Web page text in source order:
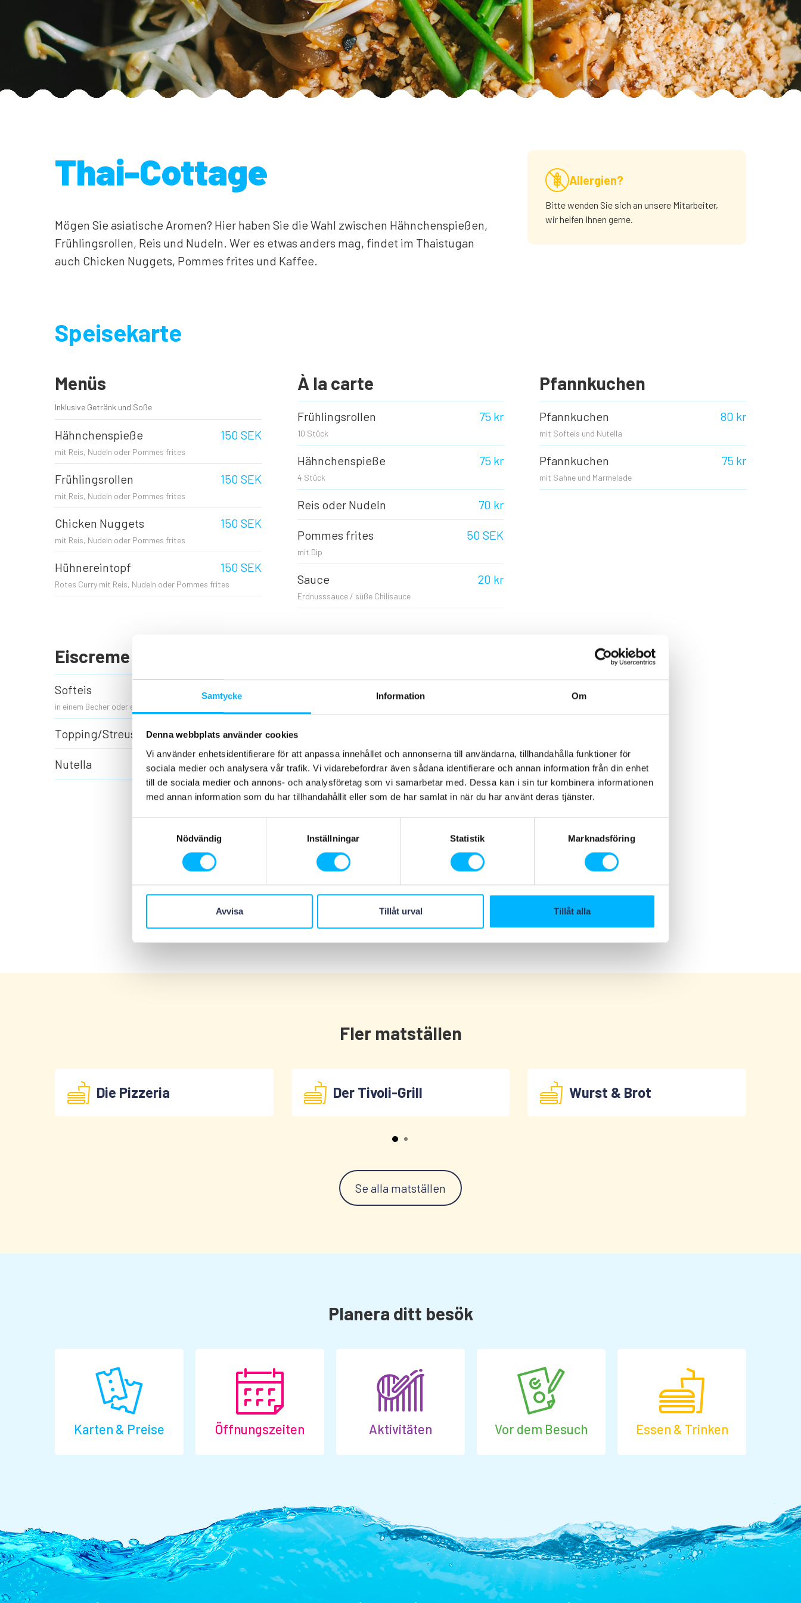
Samtycke Information Om
Denna webbplats använder cookies
Vi använder enhetsidentifierare för att anpassa innehållet och annonserna till användarna, tillhandahålla funktioner för
sociala medier och analysera vår trafik. Vi vidarebefordrar även sådana identifierare och annan information från din enhet
till de sociala medier och annons- och analysföretag som vi samarbetar med. Dessa kan i sin tur kombinera informationen
med annan information som du har tillhandahållit eller som de har samlat in när du har använt deras tjänster.
Nödvändig
Inställningar Statistik Marknadsföring
Avvisa Tillåt urval Tillåt alla
Thai-Cottage
Mögen Sie asiatische Aromen? Hier haben Sie die Wahl zwischen Hähnchenspießen,
Frühlingsrollen, Reis und Nudeln. Wer es etwas anders mag, findet im Thaistugan
auch Chicken Nuggets, Pommes frites und Kaffee.
Allergien?
Bitte wenden Sie sich an unsere Mitarbeiter,
wir helfen Ihnen gerne.
Speisekarte
Menüs
Inklusive Getränk und Soße
Hähnchenspieße 150 SEK
mit Reis, Nudeln oder Pommes frites
Frühlingsrollen 150 SEK
mit Reis, Nudeln oder Pommes frites
Chicken Nuggets 150 SEK
mit Reis, Nudeln oder Pommes frites
Hühnereintopf 150 SEK
Rotes Curry mit Reis, Nudeln oder Pommes frites
À la carte
Frühlingsrollen 75 kr
10 Stück
Hähnchenspieße 75 kr
4 Stück
Reis oder Nudeln 70 kr
Pommes frites 50 SEK
mit Dip
Sauce 20 kr
Erdnusssauce / süße Chilisauce
Pfannkuchen
Pfannkuchen 80 kr
mit Softeis und Nutella
Pfannkuchen 75 kr
mit Sahne und Marmelade
Eiscreme
Softeis 50 SEK
in einem Becher oder einer Waffel
Topping/Streusel 15 kr
Nutella 15 kr
Kiviks Strohhalmgetränk
Erfrischungsgetränk / Wasser
50 cl
Kiviks funkelnde 30 kr
33 cl
Bier 30 kr
Alkoholfrei, 33 cl
Monster Energy / Powerade 30 kr
50 cl
Fler matställen
Die Pizzeria Der Tivoli-Grill Wurst & Brot
Se alla matställen
Planera ditt besök
Karten & Preise Öffnungszeiten Aktivitäten Vor dem Besuch Essen & Trinken